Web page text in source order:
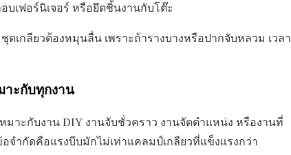
บเฟอร์นิเจอร์ หรือยึดชิ้นงานกับโต๊ะ
เกลียวต้องหมุนลื่น เพราะถ้ารางบางหรือปากจับหลวม เวลา
าะกับทุกงาน
มาะกับงาน DIY งานจับชั่วคราว งานจัดตำแหน่ง หรืองานที่
จำกัดคือแรงบีบมักไม่เท่าแคลมป์เกลียวที่แข็งแรงกว่า